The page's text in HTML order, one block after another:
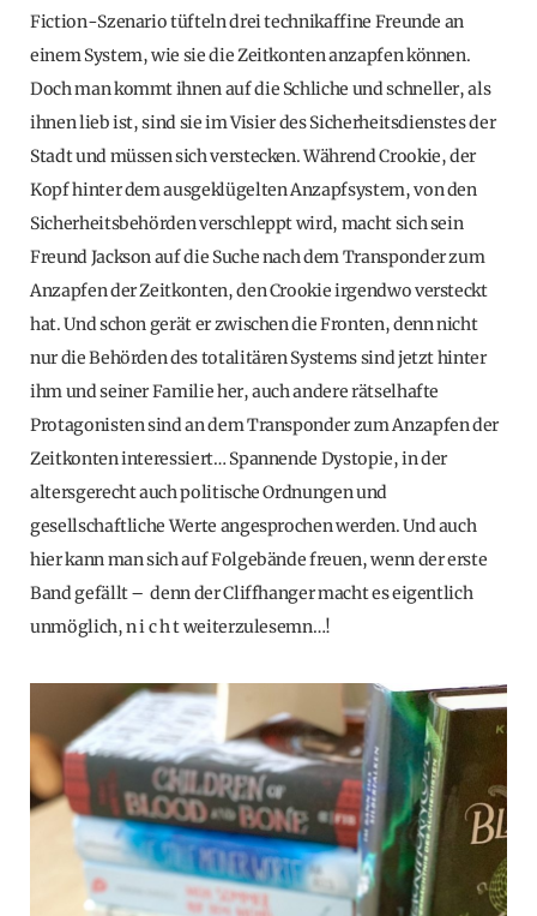
Fiction-Szenario tüfteln drei technikaffine Freunde an
einem System, wie sie die Zeitkonten anzapfen können.
Doch man kommt ihnen auf die Schliche und schneller, als
ihnen lieb ist, sind sie im Visier des Sicherheitsdienstes der
Stadt und müssen sich verstecken. Während Crookie, der
Kopf hinter dem ausgeklügelten Anzapfsystem, von den
Sicherheitsbehörden verschleppt wird, macht sich sein
Freund Jackson auf die Suche nach dem Transponder zum
Anzapfen der Zeitkonten, den Crookie irgendwo versteckt
hat. Und schon gerät er zwischen die Fronten, denn nicht
nur die Behörden des totalitären Systems sind jetzt hinter
ihm und seiner Familie her, auch andere rätselhafte
Protagonisten sind an dem Transponder zum Anzapfen der
Zeitkonten interessiert… Spannende Dystopie, in der
altersgerecht auch politische Ordnungen und
gesellschaftliche Werte angesprochen werden. Und auch
hier kann man sich auf Folgebände freuen, wenn der erste
Band gefällt – denn der Cliffhanger macht es eigentlich
unmöglich, n i c h t weiterzulesemn…!